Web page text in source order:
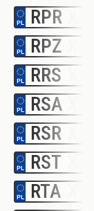
RPR
RPZ
RRS
RSA
RSR
RST
RTA